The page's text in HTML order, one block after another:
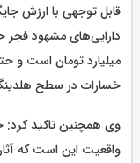
قابل توجهی با ارزش
میلیارد تومان است و
خسارات در سطح
وی همچنین تاکید کرد:
واقعیت این است که